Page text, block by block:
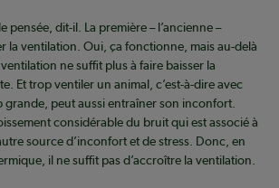
pensée, dit-il. La première – l’ancienne –
la ventilation. Oui, ça fonctionne, mais au-delà
ne suffit plus à faire baisser la
Et trop ventiler un animal, c’est-à-dire avec
grande, peut aussi entraîner son inconfort.
considérable du bruit qui est associé à
source d’inconfort et de stress. Donc, en
il ne suffit pas d’accroître la ventilation.